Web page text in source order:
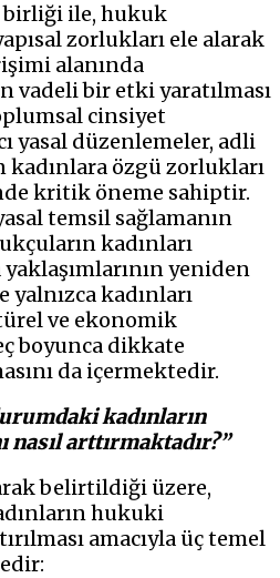
birliği ile, hukuk
zorlukları ele alarak
alanında
vadeli bir etki yaratılması
cinsiyet
yasal düzenlemeler, adli
özgü zorlukları
kritik öneme sahiptir.
temsil sağlamanın
kadınları
yeniden
kadınları
ve ekonomik
boyunca dikkate
da içermektedir.
kadınların
nasıl arttırmaktadır?”
belirtildiği üzere,
hukuki
amacıyla üç temel